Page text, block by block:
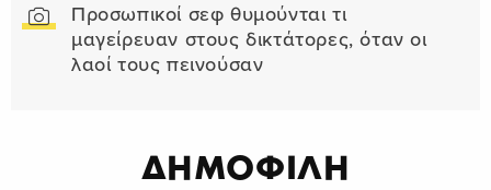
Προσωπικοί σεφ θυμούνται τι
μαγείρευαν στους δικτάτορες, όταν οι
λαοί τους πεινούσαν
ΔΗΜΟΦΙΛΗ